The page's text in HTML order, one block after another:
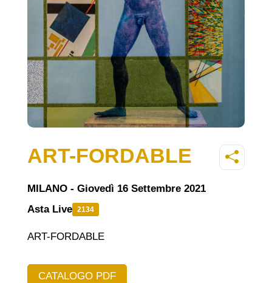
ART-FORDABLE
MILANO - Giovedì 16 Settembre 2021
Asta Live 2134
ART-FORDABLE
CATALOGO PDF